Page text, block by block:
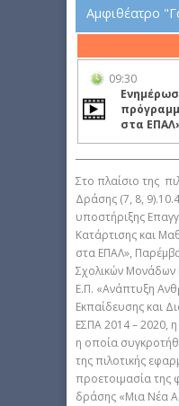
Αμφιθέατρο
09:30
στα
Στο πλαίσιο της
Δράσης (7, 8,
υποστήριξης
Κατάρτισης και
στα ΕΠΑΛ»,
Σχολικών Μονάδων
Ε.Π. «Ανάπτυξη
Εκπαίδευσης και
ΕΣΠΑ 2014 – 2020,
η οποία
της πιλοτικής
προετοιμασία της
δράσης «Μια Νέα